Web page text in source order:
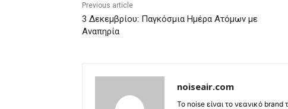
Previous article
3 Δεκεμβρίου: Παγκόσμια Ημέρα Ατόμων με
Αναπηρία
noiseair.com
Το noise είναι το νεανικό brand